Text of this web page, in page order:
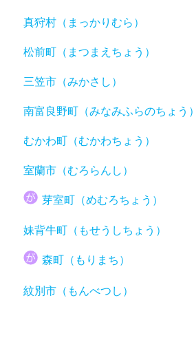
真狩村（まっかりむら）
松前町（まつまえちょう）
三笠市（みかさし）
南富良野町（みなみふらのちょう）
むかわ町（むかわちょう）
室蘭市（むろらんし）
芽室町（めむろちょう）
妹背牛町（もせうしちょう）
森町（もりまち）
紋別市（もんべつし）